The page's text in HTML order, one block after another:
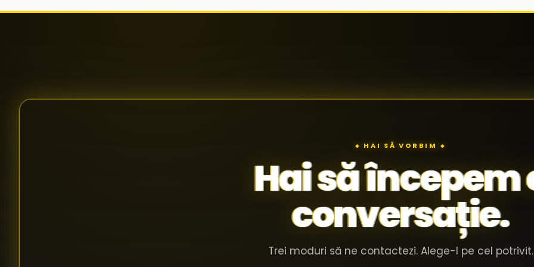
◆ HAI SĂ VORBIM ◆
Hai să începem
conversație.
Trei moduri să ne contactezi. Alege-l pe cel potrivit.